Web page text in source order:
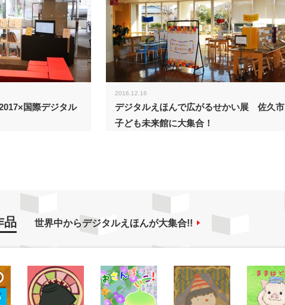
国際デジタル
2016.12.16
デジタルえほんで広がるせかい展 佐久市
子ども未来館に大集合！
品 世界中からデジタルえほんが大集合!!